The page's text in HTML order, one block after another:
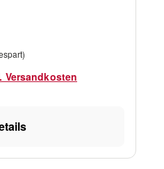
Versandkosten